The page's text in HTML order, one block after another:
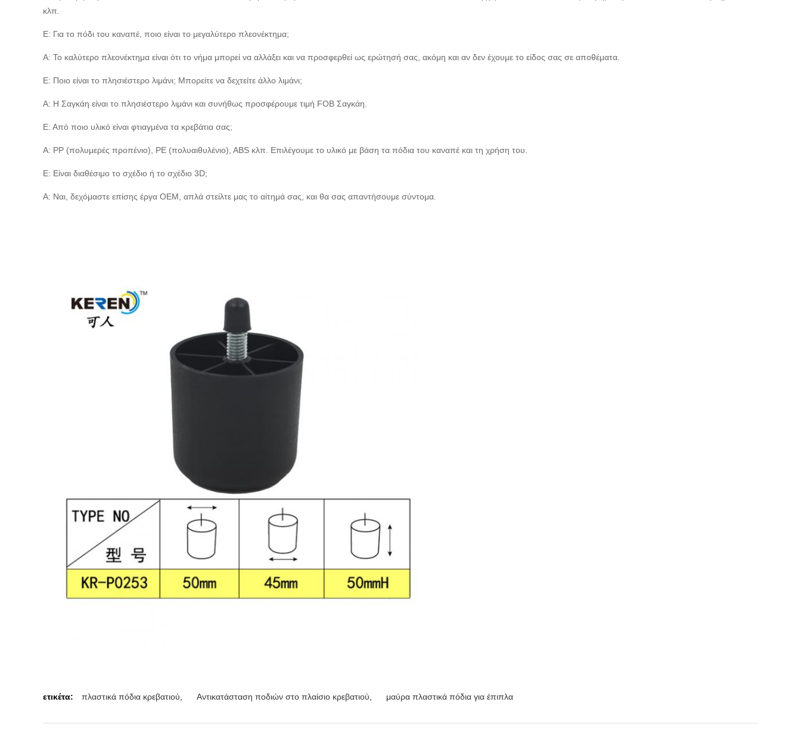
κλπ.
Ε: Για το πόδι του καναπέ, ποιο είναι το μεγαλύτερο πλεονέκτημα;
Α: Το καλύτερο πλεονέκτημα είναι ότι το νήμα μπορεί να αλλάξει και να προσφερθεί ως ερώτησή σας, ακόμη και αν δεν έχουμε το είδος σας σε αποθέματα.
Ε: Ποιο είναι το πλησιέστερο λιμάνι; Μπορείτε να δεχτείτε άλλο λιμάνι;
Α: Η Σαγκάη είναι το πλησιέστερο λιμάνι και συνήθως προσφέρουμε τιμή FOB Σαγκάη.
Ε: Από ποιο υλικό είναι φτιαγμένα τα κρεβάτια σας;
Α: PP (πολυμερές προπένιο), PE (πολυαιθυλένιο), ABS κλπ. Επιλέγουμε το υλικό με βάση τα πόδια του καναπέ και τη χρήση του.
Ε: Είναι διαθέσιμο το σχέδιο ή το σχέδιο 3D;
Α: Ναι, δεχόμαστε επίσης έργα OEM, απλά στείλτε μας το αίτημά σας, και θα σας απαντήσουμε σύντομα.
ετικέτα: πλαστικά πόδια κρεβατιού Αντικατάσταση ποδιών στο πλαίσιο κρεβατιού μαύρα πλαστικά πόδια για έπιπλα